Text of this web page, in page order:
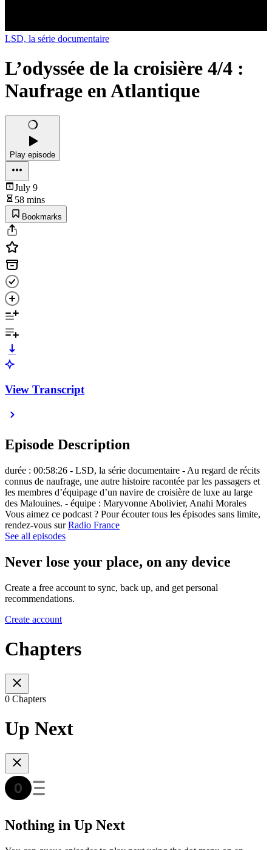
LSD, la série documentaire
L’odyssée de la croisière 4/4 :
Naufrage en Atlantique
Play episode
July 9
58 mins
Bookmarks
View Transcript
Episode Description
durée : 00:58:26 - LSD, la série documentaire - Au regard de récits
connus de naufrage, une autre histoire racontée par les passagers et
les membres d’équipage d’un navire de croisière de luxe au large
des Malouines. - équipe : Maryvonne Abolivier, Anahi Morales
Vous aimez ce podcast ? Pour écouter tous les épisodes sans limite,
rendez-vous surRadio France
See all episodes
Never lose your place, on any device
Create a free account to sync, back up, and get personal
recommendations.
Create account
Chapters
0 Chapters
Up Next
Nothing in Up Next